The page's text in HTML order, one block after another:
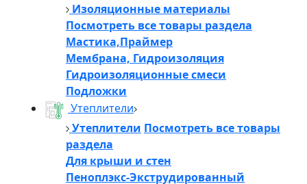
Изоляционные материалы
Посмотреть все товары раздела
Мастика,Праймер
Мембрана, Гидроизоляция
Гидроизоляционные смеси
Подложки
Утеплители
Утеплители Посмотреть все товары
раздела
Для крыши и стен
Пеноплэкс-Экструдированный